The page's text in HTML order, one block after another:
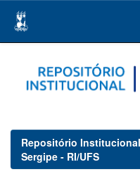
navigation
Repositório
Sergipe - RI/UFS